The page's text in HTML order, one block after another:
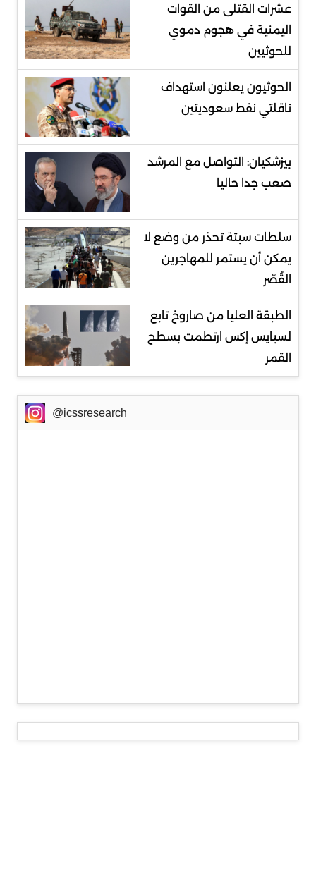
عشرات القتلى من القوات
اليمنية في هجوم دموي
للحوثيين
الحوثيون يعلنون استهداف
ناقلتي نفط سعوديتين
بيزشكيان: التواصل مع المرشد
صعب جدا حاليا
سلطات سبتة تحذر من وضع لا
يمكن أن يستمر للمهاجرين
القُصّر
الطبقة العليا من صاروخ تابع
لسبايس إكس ارتطمت بسطح
القمر
@icssresearch